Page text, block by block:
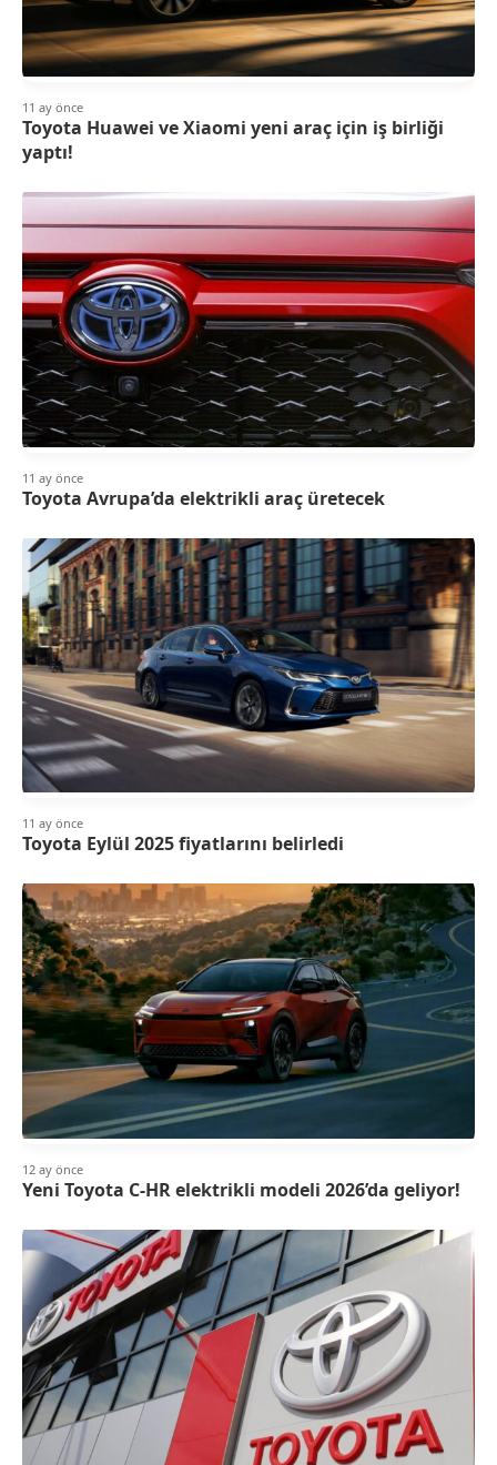
11 ay önce
Toyota Huawei ve Xiaomi yeni araç için iş birliği
yaptı!
11 ay önce
Toyota Avrupa’da elektrikli araç üretecek
11 ay önce
Toyota Eylül 2025 fiyatlarını belirledi
12 ay önce
Yeni Toyota C-HR elektrikli modeli 2026’da geliyor!